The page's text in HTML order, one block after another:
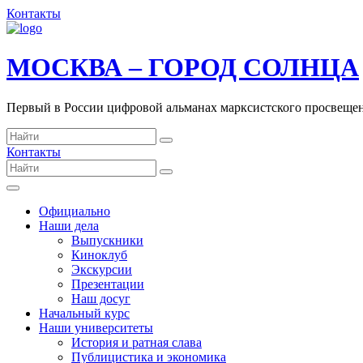
Контакты
МОСКВА – ГОРОД СОЛНЦА
Первый в России цифровой альманах марксистского
Контакты
Официально
Наши дела
Выпускники
Киноклуб
Экскурсии
Презентации
Наш досуг
Начальный курс
Наши университеты
История и ратная слава
Публицистика и экономика